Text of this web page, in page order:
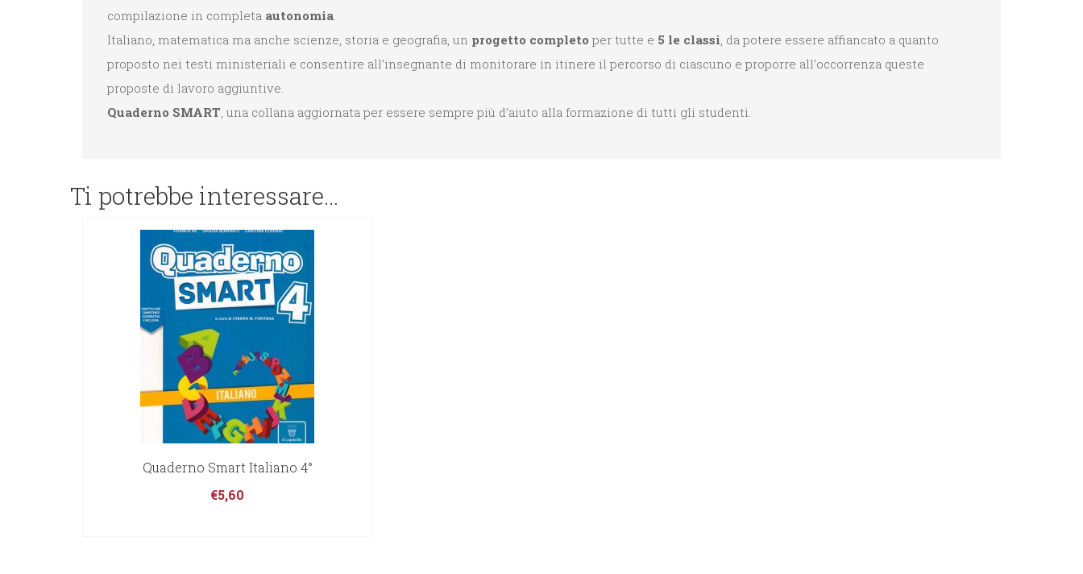
compilazione in completa autonomia
Italiano, matematica ma anche scienze, storia e geografia, un progetto completo per tutte e 5 le classi , da potere essere affiancato a quanto
proposto nei testi ministeriali e consentire all’insegnante di monitorare in itinere il percorso di ciascuno e proporre all’occorrenza queste
proposte di lavoro aggiuntive.
Quaderno SMART , una collana aggiornata per essere sempre più d’aiuto alla formazione di tutti gli studenti.
Ti potrebbe interessare…
Quaderno Smart Italiano 4°
€5,60